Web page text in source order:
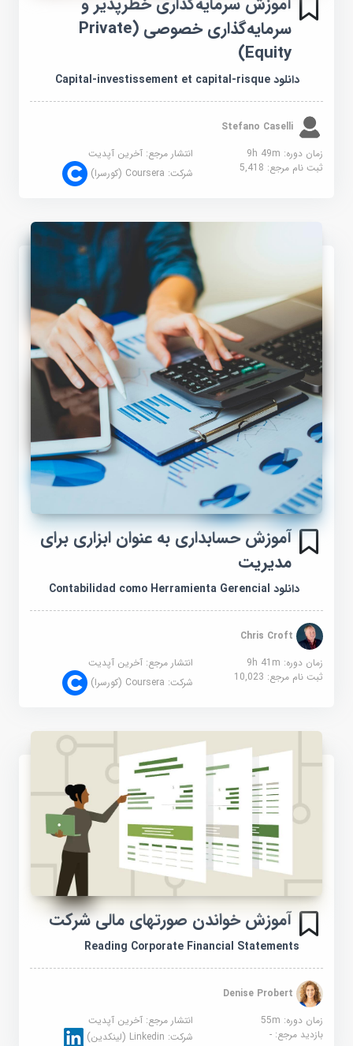
سرمایه‌گذاری خصوصی (Private
Equity)
دانلود Capital-investissement et capital-risque
Stefano Caselli
زمان دوره: 9h 49m
انتشار مرجع:آخرین آپدیت
ثبت نام مرجع:5,418 شرکت:Coursera (کورسرا)
آموزش حسابداری به عنوان ابزاری برای
مدیریت
دانلود Contabilidad como Herramienta Gerencial
Chris Croft
زمان دوره: 9h 41m
انتشار مرجع:آخرین آپدیت
ثبت نام مرجع:10,023 شرکت:Coursera (کورسرا)
آموزش خواندن صورتهای مالی شرکت
Reading Corporate Financial Statements
Denise Probert
زمان دوره: 55m
انتشار مرجع:آخرین آپدیت
بازدید مرجع:- شرکت:Linkedin (لینکدین)